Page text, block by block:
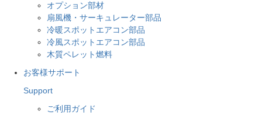
オプション部材
扇風機・サーキュレーター部品
冷暖スポットエアコン部品
冷風スポットエアコン部品
木質ペレット燃料
お客様サポート
Support
ご利用ガイド